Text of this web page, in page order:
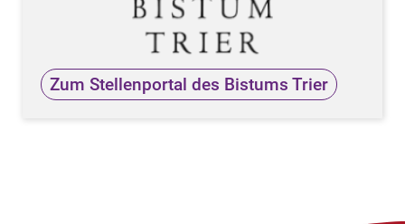
Zum Stellenportal des Bistums Trier